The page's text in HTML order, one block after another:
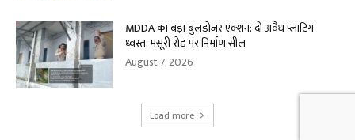
MDDA का बड़ा बुलडोजर एक्शन: दो अवैध प्लाटिंग
ध्वस्त, मसूरी रोड पर निर्माण सील
August 7, 2026
Load more